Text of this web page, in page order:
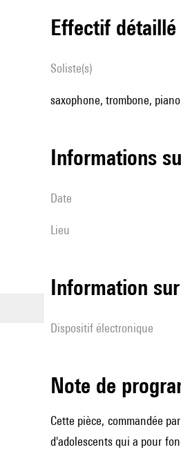
effectif détaillé
Soliste(s)
saxophone, trombone,
informations
date
lieu
Information
Dispositif électronique
Note de
Cette pièce, commandée
d'adolescents qui a pour